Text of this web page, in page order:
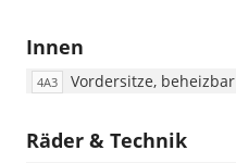
Innen
4A3 Vordersitze, beheizbar
Räder & Technik